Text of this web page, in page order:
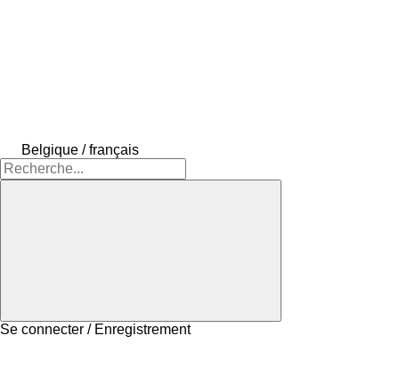
Belgique / français
Se connecter / Enregistrement